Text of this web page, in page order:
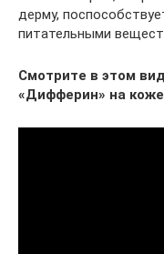
дерму,
питательными
Смотрите в этом
«Дифферин» на